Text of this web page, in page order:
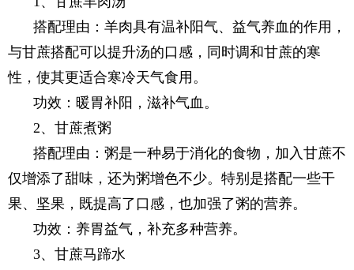
搭配理由：羊肉具有温补阳气、益气养血的作用，
与甘蔗搭配可以提升汤的口感，同时调和甘蔗的寒
性，使其更适合寒冷天气食用。
功效：暖胃补阳，滋补气血。
2、甘蔗煮粥
搭配理由：粥是一种易于消化的食物，加入甘蔗不
仅增添了甜味，还为粥增色不少。特别是搭配一些干
果、坚果，既提高了口感，也加强了粥的营养。
功效：养胃益气，补充多种营养。
3、甘蔗马蹄水